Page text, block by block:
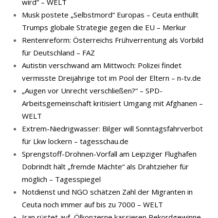
wird“ – WELT
Musk postete „Selbstmord“ Europas – Ceuta enthüllt
Trumps globale Strategie gegen die EU – Merkur
Rentenreform: Österreichs Frühverrentung als Vorbild
für Deutschland – FAZ
Autistin verschwand am Mittwoch: Polizei findet
vermisste Dreijährige tot im Pool der Eltern – n-tv.de
„Augen vor Unrecht verschließen?“ – SPD-
Arbeitsgemeinschaft kritisiert Umgang mit Afghanen –
WELT
Extrem-Niedrigwasser: Bilger will Sonntagsfahrverbot
für Lkw lockern – tagesschau.de
Sprengstoff-Drohnen-Vorfall am Leipziger Flughafen
Dobrindt hält „fremde Mächte“ als Drahtzieher für
möglich – Tagesspiegel
Notdienst und NGO schätzen Zahl der Migranten in
Ceuta noch immer auf bis zu 7000 – WELT